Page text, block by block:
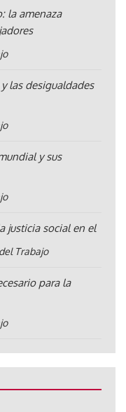
la amenaza
las desigualdades
y sus
justicia social en el
Trabajo
para la